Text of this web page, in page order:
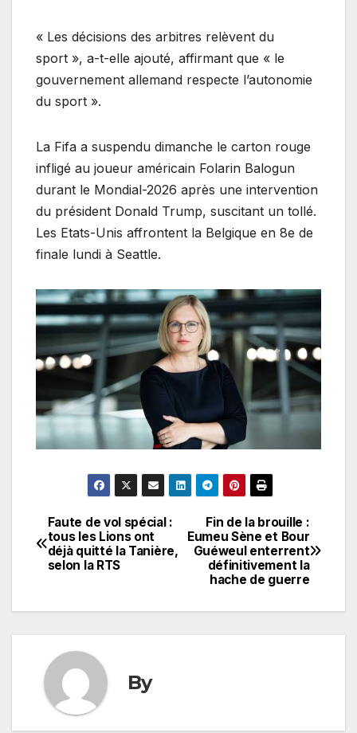
« Les décisions des arbitres relèvent du
sport », a-t-elle ajouté, affirmant que « le
gouvernement allemand respecte l’autonomie
du sport ».
La Fifa a suspendu dimanche le carton rouge
infligé au joueur américain Folarin Balogun
durant le Mondial-2026 après une intervention
du président Donald Trump, suscitant un tollé.
Les Etats-Unis affrontent la Belgique en 8e de
finale lundi à Seattle.
Navigation
de
Fin de la brouille :
Eumeu Sène et Bour
Guéweul enterrent
définitivement la
hache de guerre
Faute de vol spécial :
tous les Lions ont
déjà quitté la Tanière,
selon la RTS
By